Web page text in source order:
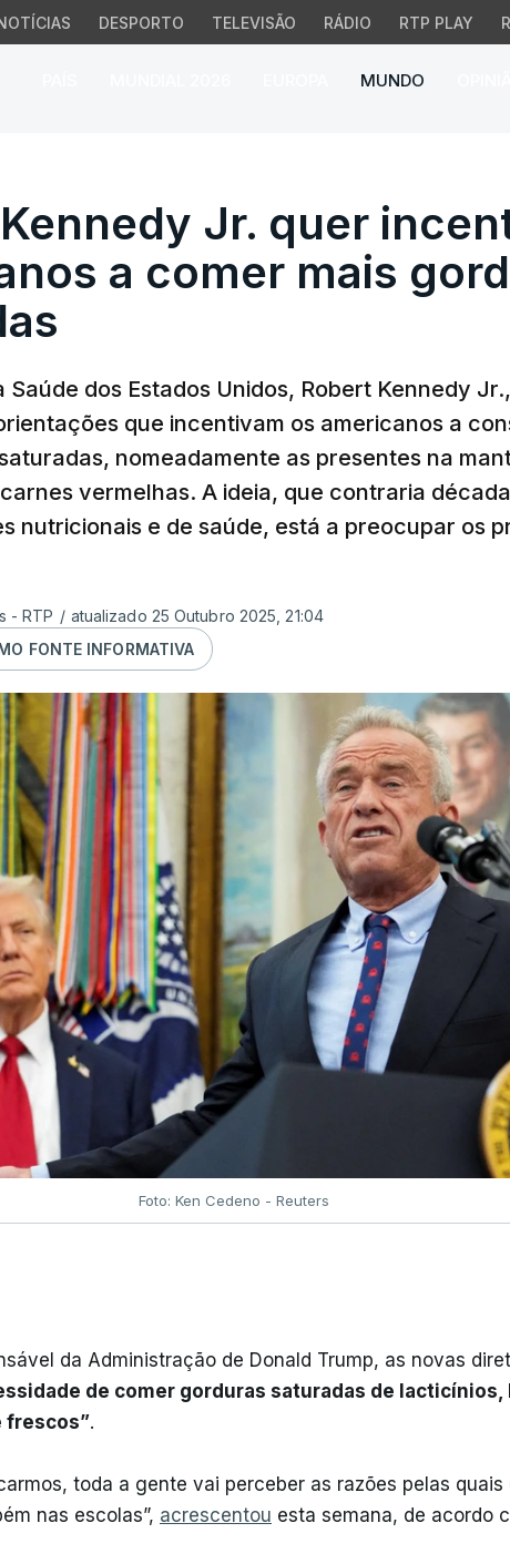
DESPORTO TELEVISÃO RÁDIO RTP PLAY
MUNDO
Jr. quer
Jr. quer
a comer mais
Saúde dos Estados Unidos, Robert Kennedy
que incentivam os americanos a
nomeadamente as presentes na
vermelhas. A ideia, que contraria
nutricionais e de saúde, está a preocupar os
- RTP / atualizado 25 Outubro 2025, 21:04
FONTE INFORMATIVA
Foto: Ken Cedeno - Reuters
da Administração de Donald Trump, as novas
de comer gorduras saturadas de lacticínios,
frescos”.
toda a gente vai perceber as razões pelas quais
nas escolas”, acrescentou esta semana, de acordo